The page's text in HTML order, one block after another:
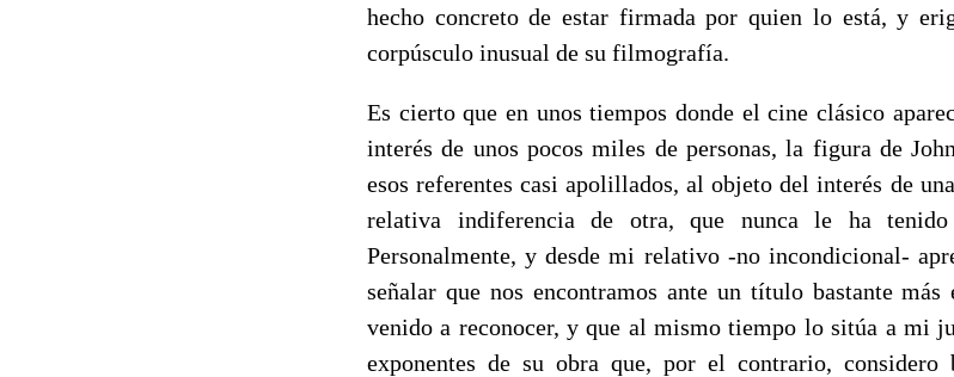
hecho concreto de estar firmada por quien lo está, y
corpúsculo inusual de su filmografía.
Es cierto que en unos tiempos donde el cine clásico
interés de unos pocos miles de personas, la figura de
esos referentes casi apolillados, al objeto del interés de
relativa indiferencia de otra, que nunca le ha tenido
Personalmente, y desde mi relativo -no incondicional-
señalar que nos encontramos ante un título bastante
venido a reconocer, y que al mismo tiempo lo sitúa a mi
exponentes de su obra que, por el contrario, considero